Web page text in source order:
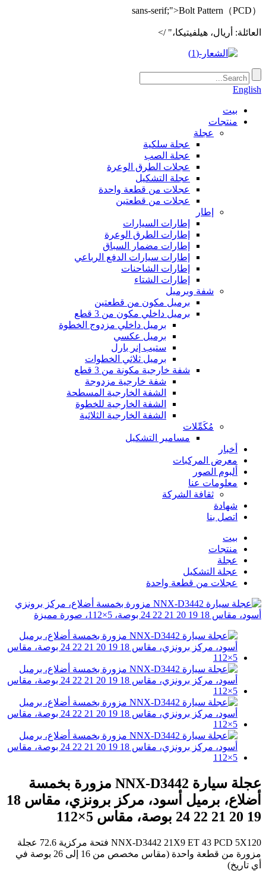
sans-serif;">Bolt Pattern（PCD）
العائلة: أريال، هيلفيتيكا،" />
English
بيت
منتجات
عجلة
عجلة سلكية
عجلة الصب
عجلات الطرق الوعرة
عجلة التشكيل
عجلات من قطعة واحدة
عجلات من قطعتين
إطار
إطارات السيارات
إطارات الطرق الوعرة
إطارات مضمار السباق
إطارات سيارات الدفع الرباعي
إطارات الشاحنات
إطارات الشتاء
شفة وبرميل
برميل مكون من قطعتين
برميل داخلي مكون من 3 قطع
برميل داخلي مزدوج الخطوة
برميل عكسي
ستيب إنر بارل
برميل ثلاثي الخطوات
شفة خارجية مكونة من 3 قطع
شفة خارجية مزدوجة
الشفة الخارجية المسطحة
الشفة الخارجية للخطوة
الشفة الخارجية الثلاثية
مُكَمِّلات
مسامير التشكيل
أخبار
معرض المركبات
ألبوم الصور
معلومات عنا
ثقافة الشركة
شهادة
اتصل بنا
بيت
منتجات
عجلة
عجلة التشكيل
عجلات من قطعة واحدة
عجلة سيارة NNX-D3442 مزورة بخمسة
أضلاع، برميل أسود، مركز برونزي، مقاس 18
19 20 21 22 24 بوصة، مقاس 5×112
NNX-D3442 21X9 ET 43 PCD 5X120 فتحة مركزية 72.6 عجلة
مزورة من قطعة واحدة (مقاس مخصص من 16 إلى 26 بوصة في
أي تاريخ)